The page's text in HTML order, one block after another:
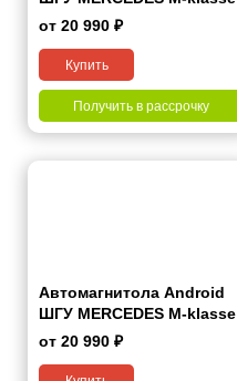
(W164) 2005-2011; GL-
от 20 990 ₽
Купить
Получить в рассрочку
Автомагнитола Android
ШГУ MERCEDES M-klasse
(W164) 2005-2011; GL-
от 20 990 ₽